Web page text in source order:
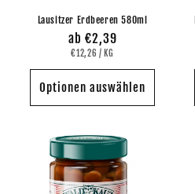
Lausitzer Erdbeeren 580ml
Normaler
Preis
ab €2,39
GRUNDPREIS
€12,26 / PRO
KG
Optionen auswählen